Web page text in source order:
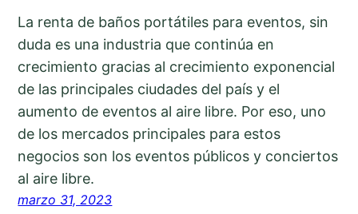
La renta de baños portátiles para eventos, sin
duda es una industria que continúa en
crecimiento gracias al crecimiento exponencial
de las principales ciudades del país y el
aumento de eventos al aire libre. Por eso, uno
de los mercados principales para estos
negocios son los eventos públicos y conciertos
al aire libre.
marzo 31, 2023